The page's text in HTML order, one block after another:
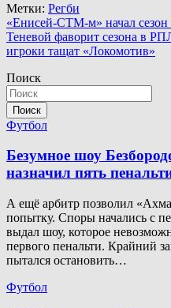
Метки: Регби
Навигация
по
«Енисей-СТМ-м» начал сезон
Теневой фаворит сезона в
игроки тащат «Локомотив»
Поиск
Поиск
Футбол
Безумное шоу
назначил пять
А ещё арбитр позволил
попытку. Споры начались с
выдал шоу, которое
первого пенальти. Крайний
пытался остановить…
Футбол